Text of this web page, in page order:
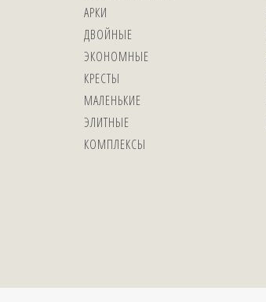
АРКИ
ДВОЙНЫЕ
ЭКОНОМНЫЕ
КРЕСТЫ
МАЛЕНЬКИЕ
ЭЛИТНЫЕ
КОМПЛЕКСЫ